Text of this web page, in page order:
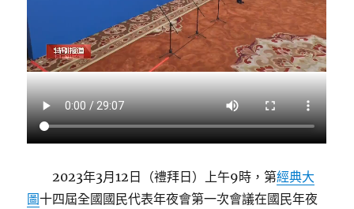
2023年3月12日（禮拜日）上午9時，第經典大
圖十四屆全國國民代表年夜會第一次會議在國民年夜